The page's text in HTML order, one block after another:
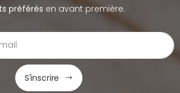
préférés en avant première.
S'inscrire